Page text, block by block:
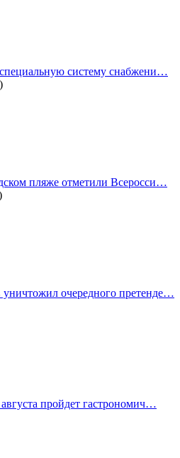
систему снабжени…
пляже отметили Всеросси…
очередного претенде…
пройдет гастрономич…